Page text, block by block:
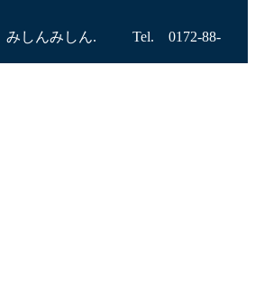
みしんみしん. Tel. 0172-88-